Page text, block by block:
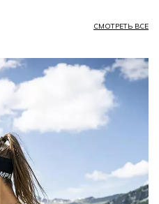
СМОТРЕТЬ ВСЕ